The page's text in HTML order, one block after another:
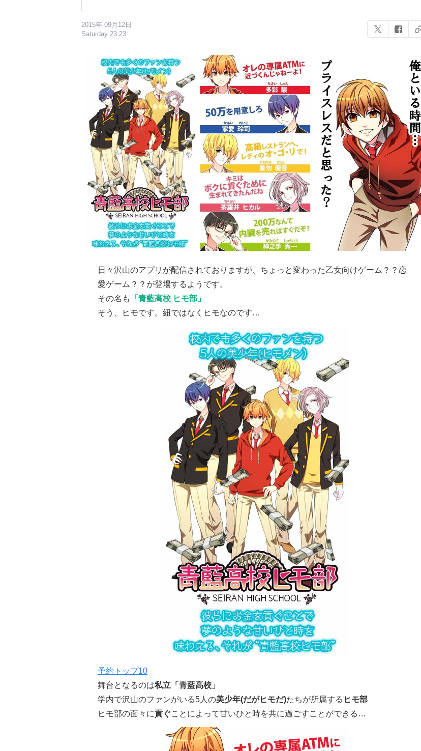
2015年 09月12日
Saturday 23:23
日々沢山のアプリが配信されておりますが、ちょっと変わった乙女向けゲーム？？恋
愛ゲーム？？が登場するようです。
その名も
「青藍高校 ヒモ部」
そう、ヒモです。紐ではなくヒモなのです…
予約トップ10
舞台となるのは私立「青藍高校」
学内で沢山のファンがいる5人の美少年(だがヒモだ)たちが所属する ヒモ部
ヒモ部の面々に貢ぐことによって甘いひと時を共に過ごすことができる…